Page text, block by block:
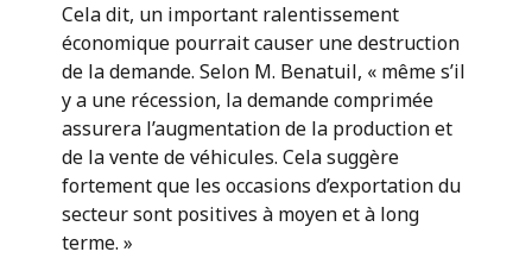
Cela dit, un important ralentissement
économique pourrait causer une destruction
de la demande. Selon M. Benatuil, « même s’il
y a une récession, la demande comprimée
assurera l’augmentation de la production et
de la vente de véhicules. Cela suggère
fortement que les occasions d’exportation du
secteur sont positives à moyen et à long
terme. »